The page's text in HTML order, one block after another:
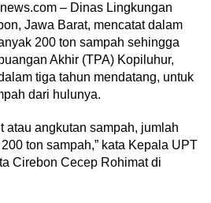
– Dinas Lingkungan
Jawa Barat, mencatat dalam
200 ton sampah sehingga
Akhir (TPA) Kopiluhur,
tiga tahun mendatang, untuk
dari hulunya.
atau angkutan sampah, jumlah
ton sampah,” kata Kepala UPT
Cirebon Cecep Rohimat di